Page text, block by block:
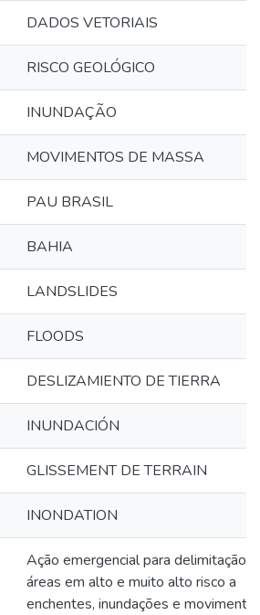
DADOS VETORIAIS
RISCO GEOLÓGICO
INUNDAÇÃO
MOVIMENTOS DE MASSA
PAU BRASIL
BAHIA
LANDSLIDES
FLOODS
DESLIZAMIENTO DE TIERRA
INUNDACIÓN
GLISSEMENT DE TERRAIN
INONDATION
Ação emergencial para delimitação
áreas em alto e muito alto risco a
enchentes, inundações e